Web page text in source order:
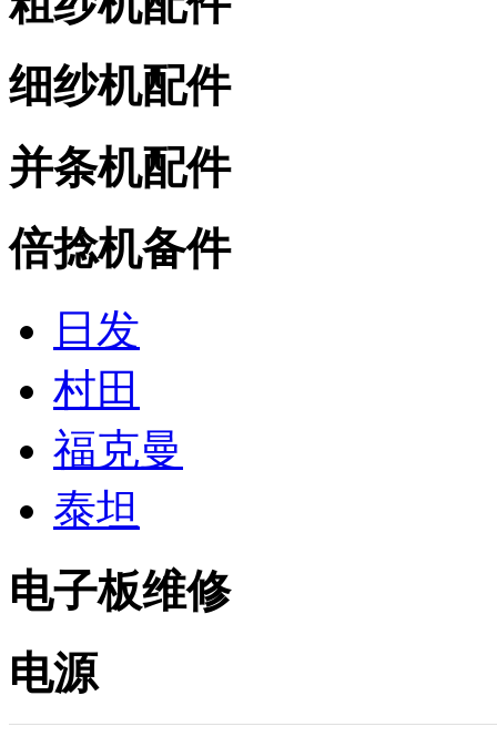
细纱机配件
并条机配件
倍捻机备件
日发
村田
福克曼
泰坦
电子板维修
电源